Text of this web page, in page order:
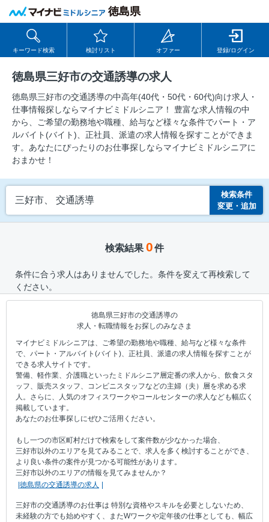
徳島県
キーワード検索 検討リスト オファー 登録/ログイン
徳島県三好市の交通誘導の求人
徳島県三好市の交通誘導の中⾼年(40代・50代・60代)向け求⼈・
仕事情報探しならマイナビミドルシニア！ 豊富な求人情報の中
から、ご希望の勤務地や職種、給与など様々な条件でパート・ア
ルバイト(バイト)、正社員、派遣の求人情報を探すことができま
す。あなたにぴったりのお仕事探しならマイナビミドルシニアに
おまかせ！
三好市、 交通誘導
検索条件
変更・追加
検索結果 0件
条件に合う求人はありませんでした。条件を変えて再検索して
ください。
徳島県三好市の交通誘導の
求人・転職情報をお探しのみなさま
マイナビミドルシニアは、ご希望の勤務地や職種、給与など様々な条件
で、パート・アルバイト(バイト)、正社員、派遣の求人情報を探すことが
できる求人サイトです。
警備、軽作業、介護職といったミドルシニア層定番の求人から、飲食スタ
ッフ、販売スタッフ、コンビニスタッフなどの主婦（夫）層を求める求
人。さらに、人気のオフィスワークやコールセンターの求人なども幅広く
掲載しています。
あなたのお仕事探しにぜひご活用ください。
もし一つの市区町村だけで検索をして案件数が少なかった場合、
三好市以外のエリアを見てみることで、求人を多く検討することができ、
より良い条件の案件が見つかる可能性があります。
三好市以外のエリアの情報を見てみませんか？
徳島県の交通誘導の求人
三好市の交通誘導のお仕事は 特別な資格やスキルを必要としないため、
未経験の方でも始めやすく、またWワークや定年後の仕事としても、幅広